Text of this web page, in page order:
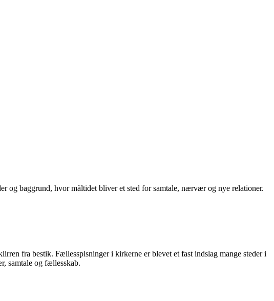
og baggrund, hvor måltidet bliver et sted for samtale, nærvær og nye relationer.
fra bestik. Fællesspisninger i kirkerne er blevet et fast indslag mange steder i
samtale og fællesskab.